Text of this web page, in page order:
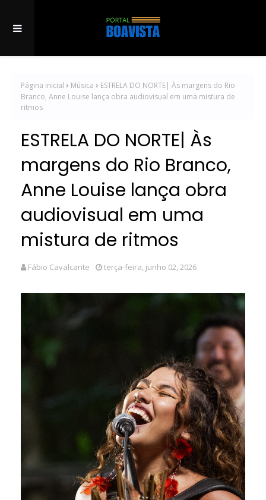
Página inicial Música
ESTRELA DO NORTE| Às margens do Rio
Branco, Anne Louise lança obra audiovisual em uma mistura de
ritmos
ESTRELA DO NORTE| Às
margens do Rio Branco,
Anne Louise lança obra
audiovisual em uma
mistura de ritmos
Fábio Cavalcante terça-feira, junho 02, 2026